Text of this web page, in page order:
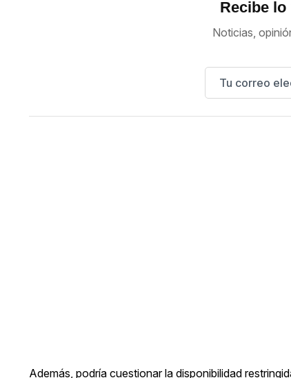
Recibe
Noticias,
Además, podría cuestionar la disponibilidad